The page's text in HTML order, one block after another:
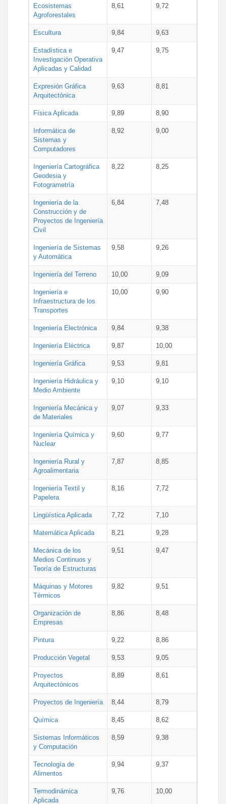
Ecosistemas
Agroforestales
8,61 9,72
Escultura 9,84 9,63
Estadística e
Investigación Operativa
Aplicadas y Calidad
9,47 9,75
Expresión Gráfica
Arquitectónica
9,63 8,81
Física Aplicada 9,89 8,90
Informática de
Sistemas y
Computadores
8,92 9,00
Ingeniería Cartográfica
Geodesia y
Fotogrametría
8,22 8,25
Ingeniería de la
Construcción y de
Proyectos de Ingeniería
Civil
6,84 7,48
Ingeniería de Sistemas
y Automática
9,58 9,26
Ingeniería del Terreno 10,00 9,09
Ingeniería e
Infraestructura de los
Transportes
10,00 9,90
Ingeniería Electrónica 9,84 9,38
Ingeniería Eléctrica 9,87 10,00
Ingeniería Gráfica 9,53 9,81
Ingeniería Hidráulica y
Medio Ambiente
9,10 9,10
Ingeniería Mecánica y
de Materiales
9,07 9,33
Ingeniería Química y
Nuclear
9,60 9,77
Ingeniería Rural y
Agroalimentaria
7,87 8,85
Ingeniería Textil y
Papelera
8,16 7,72
Lingüística Aplicada 7,72 7,10
Matemática Aplicada 8,21 9,28
Mecánica de los
Medios Continuos y
Teoría de Estructuras
9,51 9,47
Máquinas y Motores
Térmicos
9,82 9,51
Organización de
Empresas
8,86 8,48
Pintura 9,22 8,86
Producción Vegetal 9,53 9,05
Proyectos
Arquitectónicos
8,89 8,61
Proyectos de Ingeniería 8,44 8,79
Química 8,45 8,62
Sistemas Informáticos
y Computación
8,59 9,38
Tecnología de
Alimentos
9,94 9,37
Termodinámica
Aplicada
9,76 10,00